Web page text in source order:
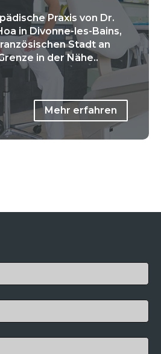
Praxis von Dr.
in Divonne-les-Bains,
Stadt an
in der Nähe..
Mehr erfahren